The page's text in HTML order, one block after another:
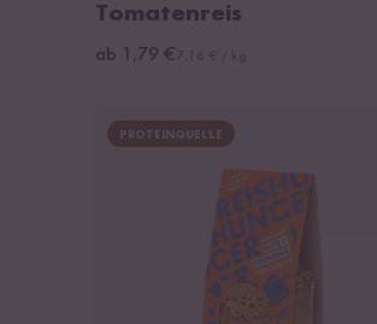
Tomatenreis
ab 1,79 €
PROTEINQUELLE